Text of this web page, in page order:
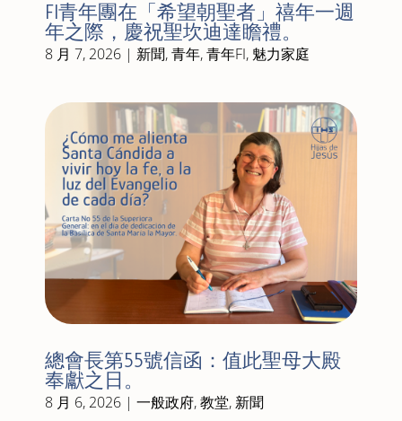
FI青年團在「希望朝聖者」禧年一週
年之際，慶祝聖坎迪達瞻禮。
8 月 7, 2026| 新聞,青年,青年FI, 魅力家庭
總會長第55號信函：值此聖母大殿
奉獻之日。
8 月 6, 2026| 一般政府,教堂, 新聞